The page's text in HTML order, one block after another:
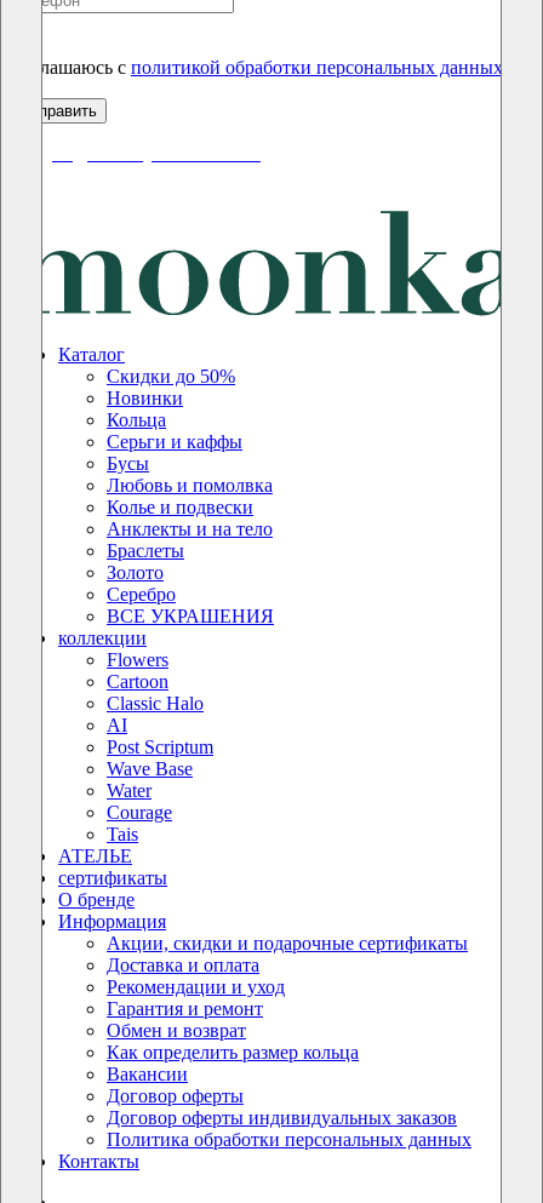
Соглашаюсь с политикой обработки персональных данных
Каталог
Скидки до 50%
Новинки
Кольца
Серьги и каффы
Бусы
Любовь и помолвка
Колье и подвески
Анклекты и на тело
Браслеты
Золото
Серебро
ВСЕ УКРАШЕНИЯ
коллекции
Flowers
Cartoon
Classic Halo
AI
Post Scriptum
Wave Base
Water
Courage
Tais
АТЕЛЬЕ
сертификаты
О бренде
Информация
Акции, скидки и подарочные сертификаты
Доставка и оплата
Рекомендации и уход
Гарантия и ремонт
Обмен и возврат
Как определить размер кольца
Вакансии
Договор оферты
Договор оферты индивидуальных заказов
Политика обработки персональных данных
Контакты